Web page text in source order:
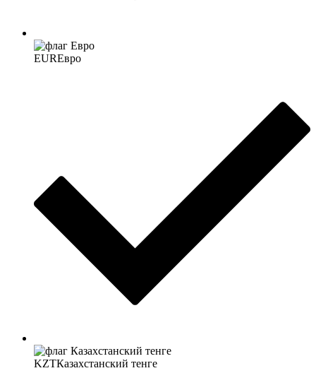
EURЕвро
KZTКазахстанский тенге